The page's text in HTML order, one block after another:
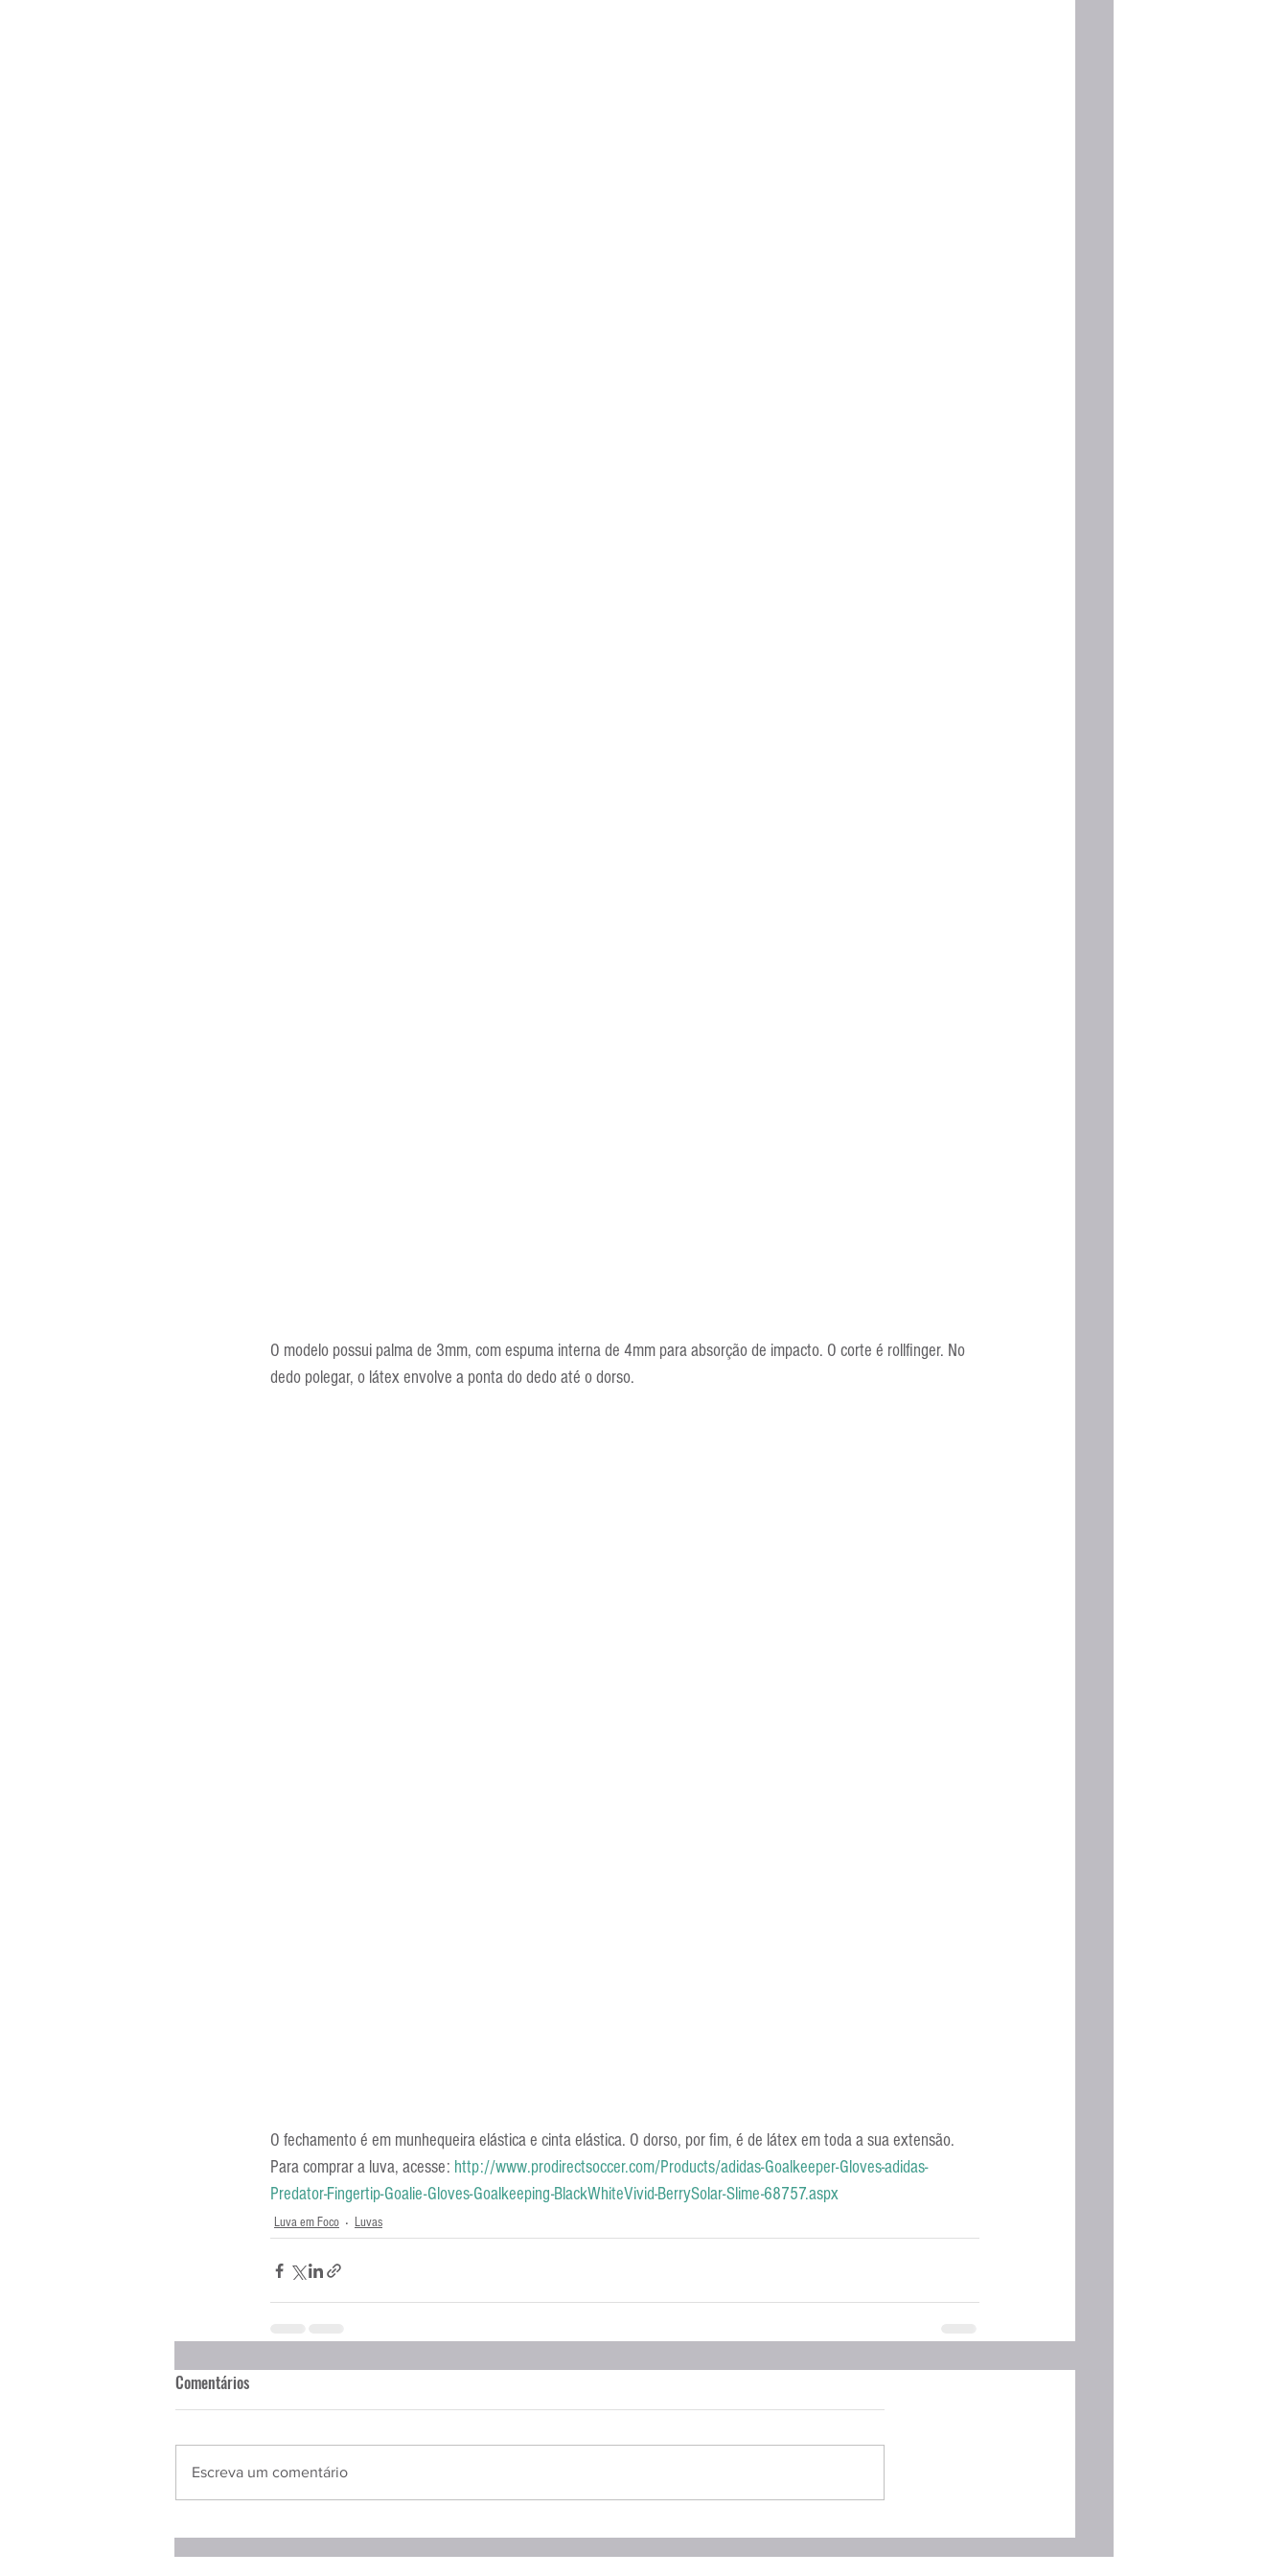
O modelo possui palma de 3mm, com espuma interna de 4mm para absorção de impacto. O corte é rollfinger. No
dedo polegar, o látex envolve a ponta do dedo até o dorso.
O fechamento é em munhequeira elástica e cinta elástica. O dorso, por fim, é de látex em toda a sua extensão.
Para comprar a luva, acesse: http://www.prodirectsoccer.com/Products/adidas-Goalkeeper-Gloves-adidas-
Predator-Fingertip-Goalie-Gloves-Goalkeeping-BlackWhiteVivid-BerrySolar-Slime-68757.aspx
Luva em Foco Luvas
Comentários
Escreva um comentário